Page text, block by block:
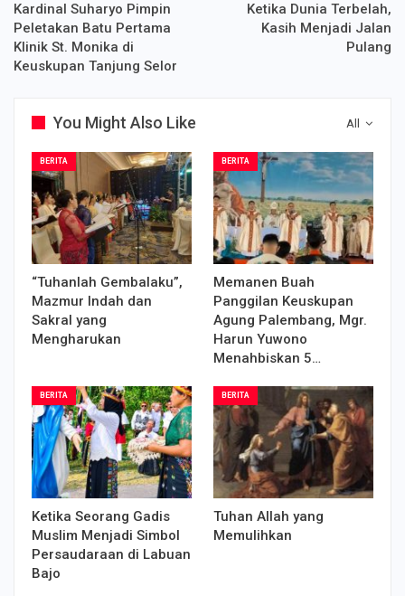
Kardinal Suharyo Pimpin
Peletakan Batu Pertama
Klinik St. Monika di
Keuskupan Tanjung Selor
Ketika Dunia Terbelah,
Kasih Menjadi Jalan
Pulang
All
You Might Also Like
BERITA
“Tuhanlah Gembalaku”,
Mazmur Indah dan
Sakral yang
Mengharukan
BERITA
Memanen Buah
Panggilan Keuskupan
Agung Palembang, Mgr.
Harun Yuwono
Menahbiskan 5…
BERITA
Ketika Seorang Gadis
Muslim Menjadi Simbol
Persaudaraan di Labuan
Bajo
BERITA
Tuhan Allah yang
Memulihkan